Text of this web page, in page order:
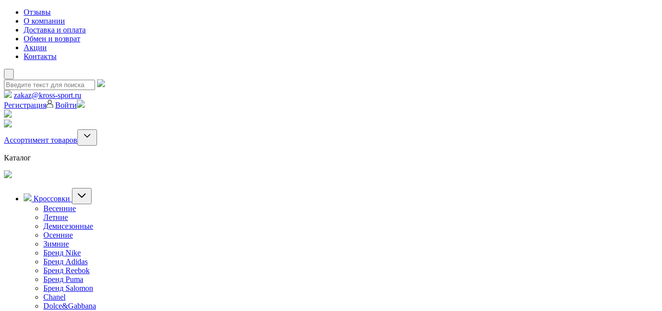
Отзывы
О компании
Доставка и оплата
Обмен и возврат
Акции
Контакты
zakaz@kross-sport.ru
Регистрация
Войти
Ассортимент товаров
Каталог
Кроссовки
Весенние
Летние
Демисезонные
Осенние
Зимние
Бренд Nike
Бренд Adidas
Бренд Reebok
Бренд Puma
Бренд Salomon
Chanel
Dolce&Gabbana